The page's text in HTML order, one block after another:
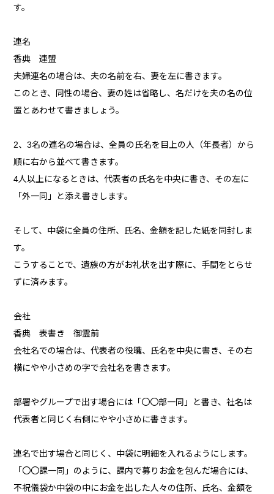
す。
連名
香典 連盟
夫婦連名の場合は、夫の名前を右、妻を左に書きます。
このとき、同性の場合、妻の姓は省略し、名だけを夫の名の位
置とあわせて書きましょう。
2、3名の連名の場合は、全員の氏名を目上の人（年長者）から
順に右から並べて書きます。
4人以上になるときは、代表者の氏名を中央に書き、その左に
「外一同」と添え書きします。
そして、中袋に全員の住所、氏名、金額を記した紙を同封しま
す。
こうすることで、遺族の方がお礼状を出す際に、手間をとらせ
ずに済みます。
会社
香典 表書き 御霊前
会社名での場合は、代表者の役職、氏名を中央に書き、その右
横にやや小さめの字で会社名を書きます。
部署やグループで出す場合には「〇〇部一同」と書き、社名は
代表者と同じく右側にやや小さめに書きます。
連名で出す場合と同じく、中袋に明細を入れるようにします。
「〇〇課一同」のように、課内で募りお金を包んだ場合には、
不祝儀袋か中袋の中にお金を出した人々の住所、氏名、金額を